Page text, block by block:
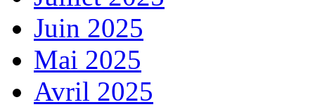
Juin 2025
Mai 2025
Avril 2025